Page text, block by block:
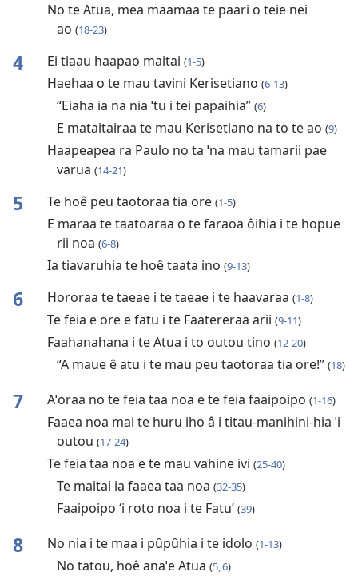
No te Atua, mea maamaa te paari o teie nei
ao (18-23)
4 Ei tiaau haapao maitai (1-5)
Haehaa o te mau tavini Kerisetiano (6-13)
“Eiaha ia na nia ˈtu i tei papaihia” (6)
E mataitairaa te mau Kerisetiano na to te ao (9)
Haapeapea ra Paulo no ta ˈna mau tamarii pae
varua (14-21)
5 Te hoê peu taotoraa tia ore (1-5)
E maraa te taatoaraa o te faraoa ôihia i te hopue
rii noa (6-8)
Ia tiavaruhia te hoê taata ino (9-13)
6 Hororaa te taeae i te taeae i te haavaraa (1-8)
Te feia e ore e fatu i te Faatereraa arii (9-11)
Faahanahana i te Atua i to outou tino (12-20)
“A maue ê atu i te mau peu taotoraa tia ore!” (18)
7 Aˈoraa no te feia taa noa e te feia faaipoipo (1-16)
Faaea noa mai te huru iho â i titau-manihini-hia ˈi
outou (17-24)
Te feia taa noa e te mau vahine ivi (25-40)
Te maitai ia faaea taa noa (32-35)
Faaipoipo ‘i roto noa i te Fatu’ (39)
8 No nia i te maa i pûpûhia i te idolo (1-13)
No tatou, hoê anaˈe Atua (5, 6)